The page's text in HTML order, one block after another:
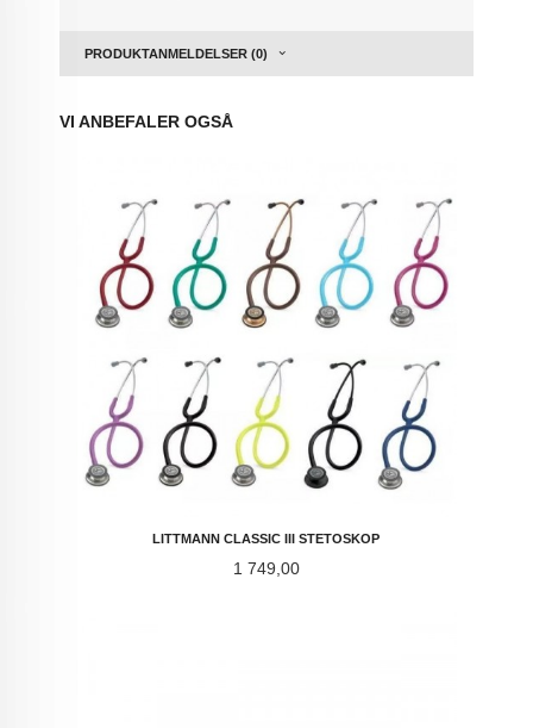
PRODUKTANMELDELSER (0)
VI ANBEFALER OGSÅ
LITTMANN CLASSIC III STETOSKOP
Pris
1 749,00